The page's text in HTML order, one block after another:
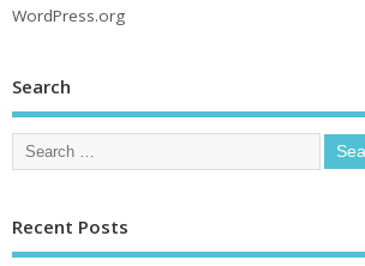
WordPress.org
Search
Recent Posts